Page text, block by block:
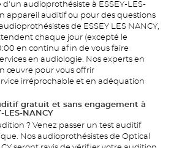
d'un audioprothésiste à ESSEY-LES-
appareil auditif ou pour des questions
de ESSEY LES NANCY,
chaque jour (excepté le
en continu afin de vous faire
en audiologie. Nos experts en
œuvre pour vous offrir
irréprochable et en adéquation
gratuit et sans engagement à
LES-NANCY
? Venez passer un test auditif
Nos audioprothésistes de Optical